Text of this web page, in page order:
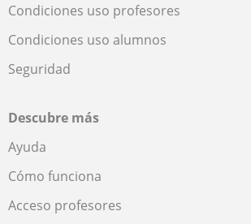
Condiciones uso profesores
Condiciones uso alumnos
Seguridad
Descubre más
Ayuda
Cómo funciona
Acceso profesores